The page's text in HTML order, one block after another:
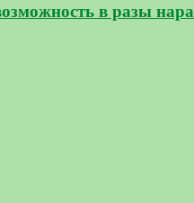
в разы